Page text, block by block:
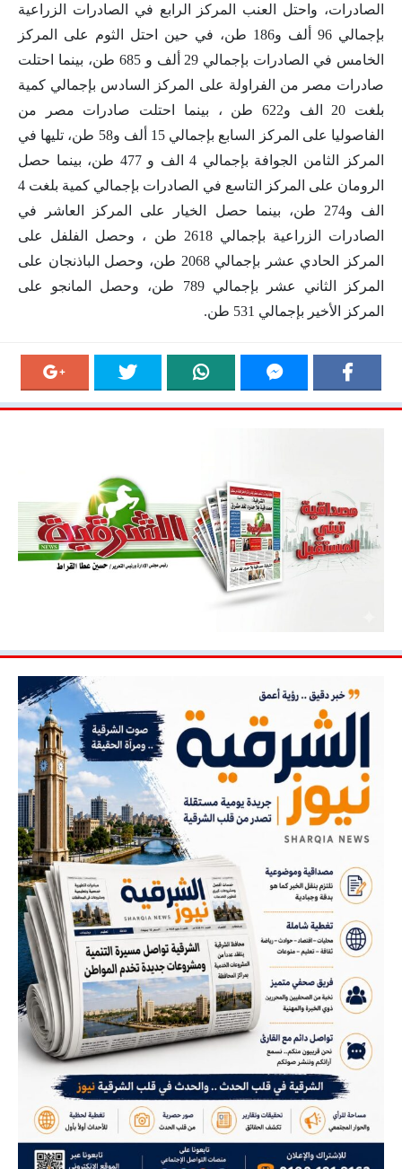
الصادرات، واحتل العنب المركز الرابع في الصادرات الزراعية
بإجمالي 96 ألف و186 طن، في حين احتل الثوم على المركز
الخامس في الصادرات بإجمالي 29 ألف و 685 طن، بينما احتلت
صادرات مصر من الفراولة على المركز السادس بإجمالي كمية
بلغت 20 الف و622 طن ، بينما احتلت صادرات مصر من
الفاصوليا على المركز السابع بإجمالي 15 ألف و58 طن، تليها في
المركز الثامن الجوافة بإجمالي 4 الف و 477 طن، بينما حصل
الرومان على المركز التاسع في الصادرات بإجمالي كمية بلغت 4
الف و274 طن، بينما حصل الخيار على المركز العاشر في
الصادرات الزراعية بإجمالي 2618 طن ، وحصل الفلفل على
المركز الحادي عشر بإجمالي 2068 طن، وحصل الباذنجان على
المركز الثاني عشر بإجمالي 789 طن، وحصل المانجو على
المركز الأخير بإجمالي 531 طن.